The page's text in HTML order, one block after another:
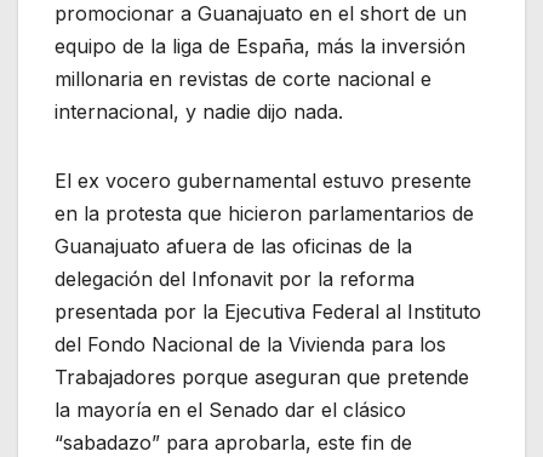
promocionar a Guanajuato en el short de un
equipo de la liga de España, más la inversión
millonaria en revistas de corte nacional e
internacional, y nadie dijo nada.
El ex vocero gubernamental estuvo presente
en la protesta que hicieron parlamentarios de
Guanajuato afuera de las oficinas de la
delegación del Infonavit por la reforma
presentada por la Ejecutiva Federal al Instituto
del Fondo Nacional de la Vivienda para los
Trabajadores porque aseguran que pretende
la mayoría en el Senado dar el clásico
“sabadazo” para aprobarla, este fin de